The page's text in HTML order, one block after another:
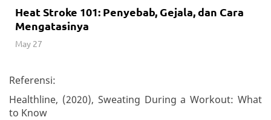
Heat Stroke 101: Penyebab, Gejala, dan Cara
Mengatasinya
May 27
Referensi:
Healthline, (2020), Sweating During a Workout: What
to Know